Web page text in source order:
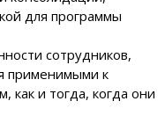
для программы
сотрудников,
применимыми к
как и тогда, когда они